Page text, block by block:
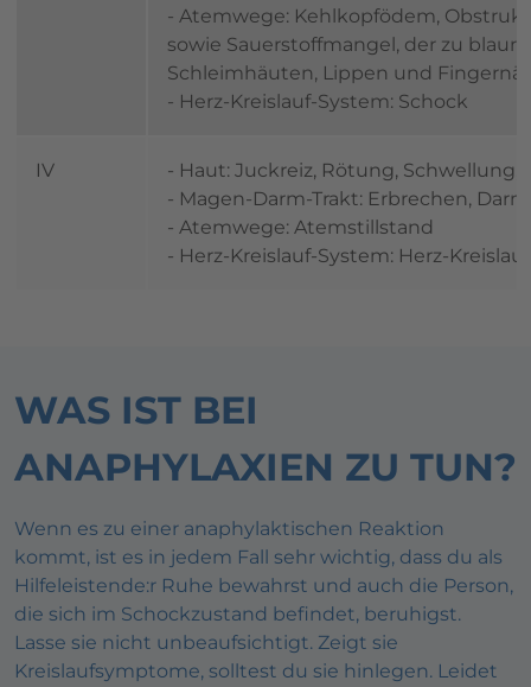
- Atemwege: Kehlkopfödem,
sowie Sauerstoffmangel, der zu
Schleimhäuten, Lippen und
- Herz-Kreislauf-System: Schock
IV
- Haut: Juckreiz, Rötung, Schwellung,
- Magen-Darm-Trakt: Erbrechen,
- Atemwege: Atemstillstand
- Herz-Kreislauf-System: Herz-
WAS IST BEI
ANAPHYLAXIEN ZU TUN?
Wenn es zu einer anaphylaktischen Reaktion
kommt, ist es in jedem Fall sehr wichtig, dass du als
Hilfeleistende:r Ruhe bewahrst und auch die Person,
die sich im Schockzustand befindet, beruhigst.
Lasse sie nicht unbeaufsichtigt. Zeigt sie
Kreislaufsymptome, solltest du sie hinlegen. Leidet